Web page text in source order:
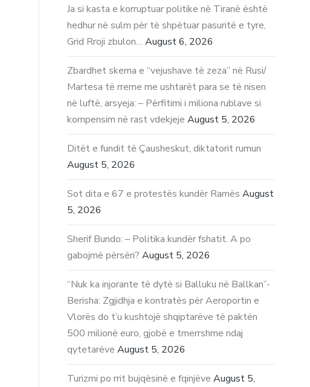
Ja si kasta e korruptuar politike në Tiranë është
hedhur në sulm për të shpëtuar pasuritë e tyre,
Grid Rroji zbulon… August 6, 2026
Zbardhet skema e “vejushave të zeza” në Rusi/
Martesa të rreme me ushtarët para se të nisen
në luftë, arsyeja: – Përfitimi i miliona rublave si
kompensim në rast vdekjeje August 5, 2026
Ditët e fundit të Çausheskut, diktatorit rumun
August 5, 2026
Sot dita e 67 e protestës kundër Ramës August
5, 2026
Sherif Bundo: – Politika kundër fshatit. A po
gabojmë përsëri? August 5, 2026
“Nuk ka injorante të dytë si Balluku në Ballkan”-
Berisha: Zgjidhja e kontratës për Aeroportin e
Vlorës do t’u kushtojë shqiptarëve të paktën
500 milionë euro, gjobë e tmerrshme ndaj
qytetarëve August 5, 2026
Turizmi po rrit bujqësinë e fqinjëve August 5,